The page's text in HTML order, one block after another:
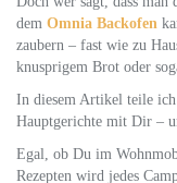
dem Omnia Backofen
zaubern – fast wie zu
knusprigem Brot oder
In diesem Artikel teile
Hauptgerichte mit Dir –
Egal, ob Du im
Rezepten wird jedes